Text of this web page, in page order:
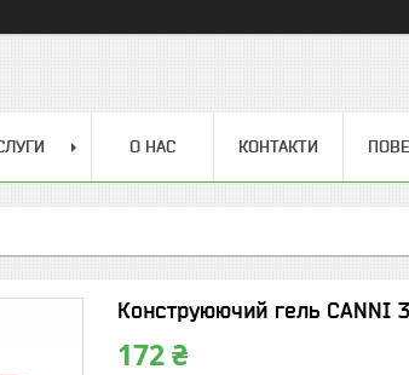
О НАС КОНТАКТИ
Конструюючий гель CANNI
172 ₴